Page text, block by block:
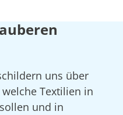
uns über
Textilien in
und in